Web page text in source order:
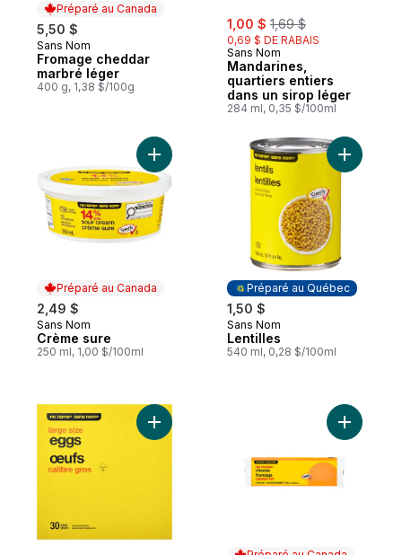
Préparé au Canada
5,50 $
Préparé au Canada
Sans Nom
Fromage cheddar
marbré léger
400 g, 1,38 $/100g
sale:
1,00 $ , formerly:
1,69 $
0,69 $ DE RABAIS
Sans Nom
Mandarines,
quartiers entiers
dans un sirop léger
284 ml, 0,35 $/100ml
Préparé au Canada
2,49 $
Préparé au Canada
Sans Nom
Crème sure
250 ml, 1,00 $/100ml
Ajouter Crème sure au panier
Préparé au Québec
1,50 $
Préparé au Québec
Sans Nom
Lentilles
540 ml, 0,28 $/100ml
Ajouter
Ajouter Œufs, calibre gros au panierAjouter